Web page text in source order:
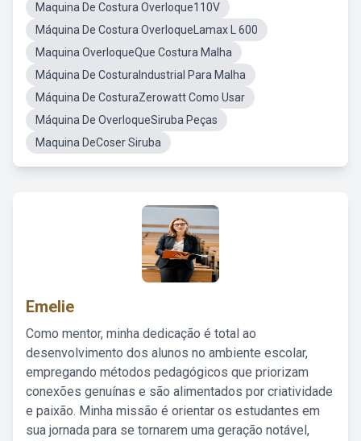
Maquina De Costura Overloque110V
Máquina De Costura OverloqueLamax L 600
Maquina OverloqueQue Costura Malha
Máquina De CosturaIndustrial Para Malha
Máquina De CosturaZerowatt Como Usar
Máquina De OverloqueSiruba Peças
Maquina DeCoser Siruba
Emelie
Como mentor, minha dedicação é total ao
desenvolvimento dos alunos no ambiente escolar,
empregando métodos pedagógicos que priorizam
conexões genuínas e são alimentados por criatividade
e paixão. Minha missão é orientar os estudantes em
sua jornada para se tornarem uma geração notável,